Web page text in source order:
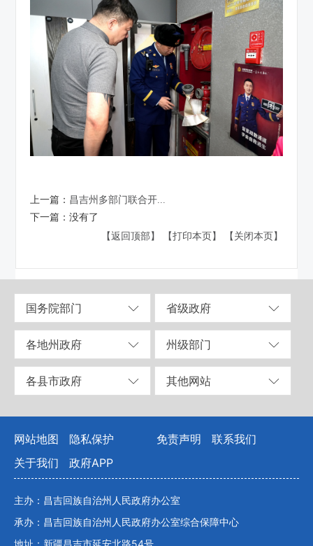
上一篇： 昌吉州多部门联合开...
下一篇：没有了
【返回顶部】
【打印本页】 【关闭本页】
国务院部门 省级政府
各地州政府 州级部门
各县市政府 其他网站
网站地图 隐私保护 免责声明
联系我们
关于我们
政府APP
主办：昌吉回族自治州人民政府办公室
承办：昌吉回族自治州人民政府办公室综合保障中心